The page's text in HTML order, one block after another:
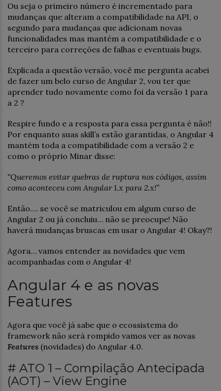
Ou seja o primeiro número é incrementado para
mudanças que alteram a compatibilidade na API, o
segundo para mudanças que adicionam novas
funcionalidades mas mantém a compatibilidade e o
terceiro para correções de falhas e eventuais bugs.
Explicada a questão versão, você me pergunta acabei
de fazer um belo curso de Angular 2, vou ter que
aprender tudo novamente como foi da versão 1 para
a 2 ?
Respire fundo e a resposta para essa pergunta é não!!
Por enquanto suas skill’s estão garantidas, o Angular 4
mantém toda a compatibilidade com a versão 2 e
como o próprio Minar disse:
“Queremos evitar quebras de ruptura nos códigos, assim
como aconteceu com Angular 1.x para 2.x!”
Então…. se você se matriculou em algum curso de
Angular 2 ou já concluiu… não se preocupe! Não
haverá mudanças bruscas em usar o Angular 4! Okay?!
Agora… vamos entender as novidades que vem
acompanhadas com o Angular 4!
Angular 4 e as novas
Features
Agora que você já sabe que o ecossistema do
framework não será rompido vamos ver as novas
Features (novidades) do Angular 4.0.
# ATO 1 – Compilação Antecipada
(AOT) – View Engine